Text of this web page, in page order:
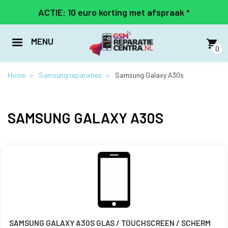
naar
inhoud
ACTIE: 10 euro korting met afspraak *
MENU
0
Home Samsung reparaties Samsung Galaxy A30s
SAMSUNG GALAXY A30S
SAMSUNG GALAXY A30S GLAS / TOUCHSCREEN / SCHERM